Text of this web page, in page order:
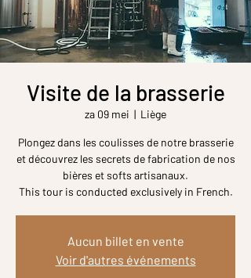
Visite de la brasserie
za 09 mei
  |
Liège
Plongez dans les coulisses de notre brasserie
et découvrez les secrets de fabrication de nos
bières et softs artisanaux.
Aucun billet en vente
Voir d'autres événements